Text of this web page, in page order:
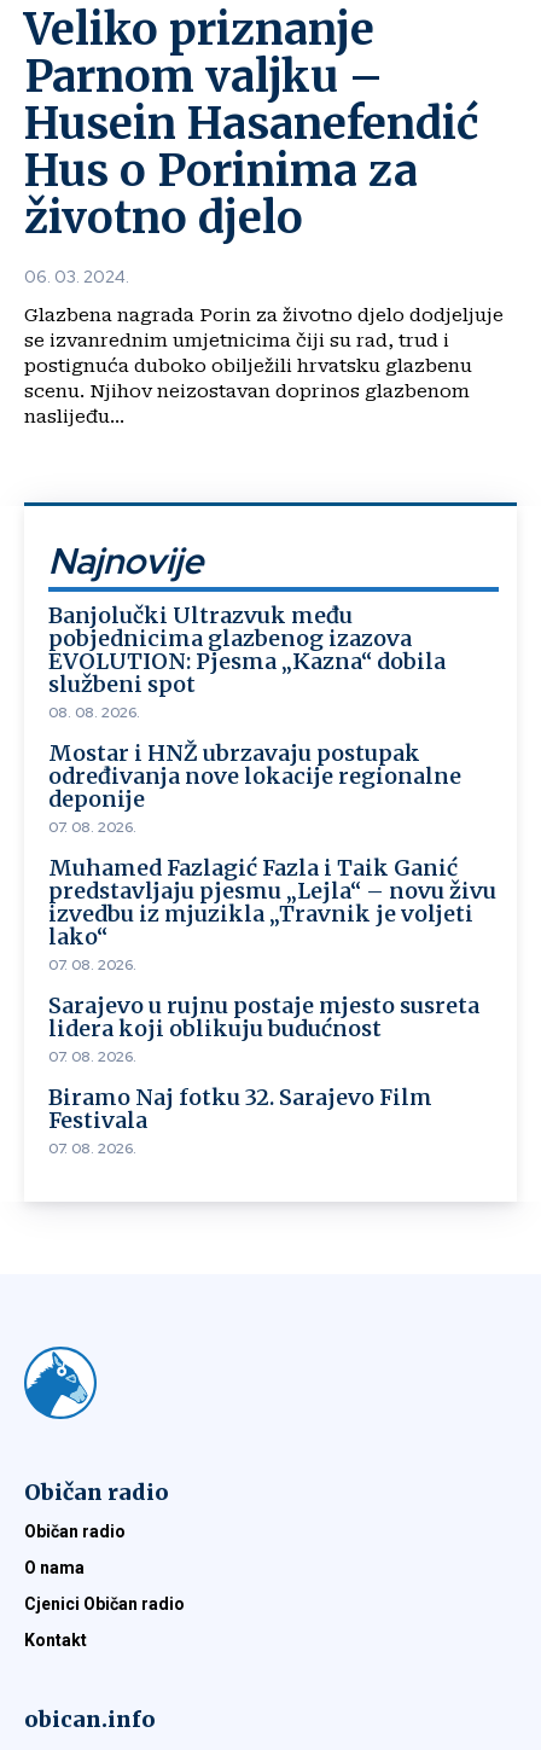
Veliko priznanje
Parnom valjku –
Husein Hasanefendić
Hus o Porinima za
životno djelo
06. 03. 2024.
Glazbena nagrada Porin za životno djelo dodjeljuje
se izvanrednim umjetnicima čiji su rad, trud i
postignuća duboko obilježili hrvatsku glazbenu
scenu. Njihov neizostavan doprinos glazbenom
naslijeđu...
Najnovije
Banjolučki Ultrazvuk među
pobjednicima glazbenog izazova
EVOLUTION: Pjesma „Kazna“ dobila
službeni spot
08. 08. 2026.
Mostar i HNŽ ubrzavaju postupak
određivanja nove lokacije regionalne
deponije
07. 08. 2026.
Muhamed Fazlagić Fazla i Taik Ganić
predstavljaju pjesmu „Lejla“ – novu živu
izvedbu iz mjuzikla „Travnik je voljeti
lako“
07. 08. 2026.
Sarajevo u rujnu postaje mjesto susreta
lidera koji oblikuju budućnost
07. 08. 2026.
Biramo Naj fotku 32. Sarajevo Film
Festivala
07. 08. 2026.
Običan radio
Običan radio
O nama
Cjenici Običan radio
Kontakt
obican.info